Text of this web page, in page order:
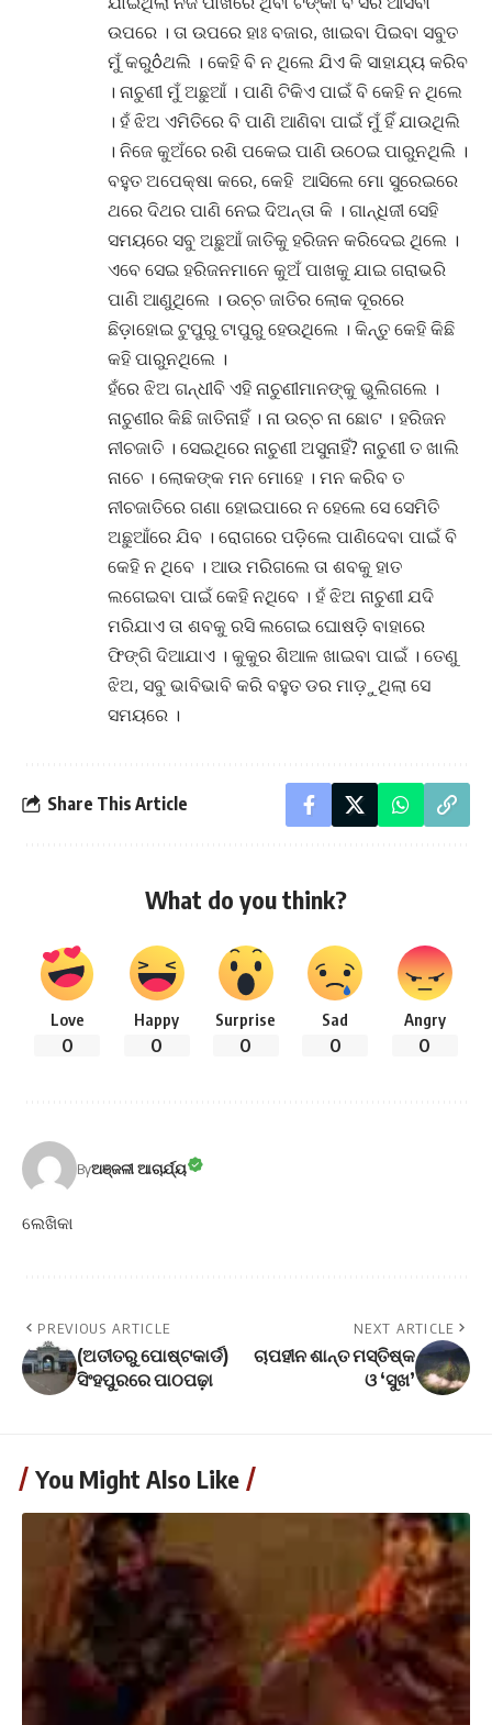
ଉପରେ । ତା ଉପରେ ହାଃ ବଜାର, ଖାଇବା ପିଇବା ସବୁତ
ମୁଁ କରୁôଥଲି । କେହି ବି ନ ଥିଲେ ଯିଏ କି ସାହାଯ୍ୟ କରିବ
। ନାଚୁଣୀ ମୁଁ ଅଛୁଆଁ । ପାଣି ଟିକିଏ ପାଇଁ ବି କେହି ନ ଥିଲେ
। ହଁ ଝିଅ ଏମିତିରେ ବି ପାଣି ଆଣିବା ପାଇଁ ମୁଁ ହିଁ ଯାଉଥିଲି
। ନିଜେ କୁଅଁରେ ରଶି ପକେଇ ପାଣି ଉଠେଇ ପାରୁନଥିଲି ।
ବହୁତ ଅପେକ୍ଷା କରେ, କେହି ଆସିଲେ ମୋ ସୁରେଇରେ
ଥରେ ଦିଥର ପାଣି ନେଇ ଦିଅନ୍ତା କି । ଗାନ୍ଧିଜୀ ସେହି
ସମୟରେ ସବୁ ଅଛୁଆଁ ଜାତିକୁ ହରିଜନ କରିଦେଇ ଥିଲେ ।
ଏବେ ସେଇ ହରିଜନମାନେ କୁଅଁ ପାଖକୁ ଯାଇ ଗରାଭରି
ପାଣି ଆଣୁଥିଲେ । ଉଚ୍ଚ ଜାତିର ଲୋକ ଦୂରରେ
ଛିଡ଼ାହୋଇ ଟୁପୁରୁ ଟାପୁରୁ ହେଉଥିଲେ । କିନ୍ତୁ କେହି କିଛି
କହି ପାରୁନଥିଲେ ।
ହଁରେ ଝିଅ ଗନ୍ଧୀବି ଏହି ନାଚୁଣୀମାନଙ୍କୁ ଭୁଲିଗଲେ ।
ନାଚୁଣୀର କିଛି ଜାତିନାହିଁ । ନା ଉଚ୍ଚ ନା ଛୋଟ । ହରିଜନ
ନୀଚଜାତି । ସେଇଥିରେ ନାଚୁଣୀ ଅସୁନାହିଁ? ନାଚୁଣୀ ତ ଖାଲି
ନାଚେ । ଲୋକଙ୍କ ମନ ମୋହେ । ମନ କରିବ ତ
ନୀଚଜାତିରେ ଗଣା ହୋଇପାରେ ନ ହେଲେ ସେ ସେମିତି
ଅଛୁଆଁରେ ଯିବ । ରୋଗରେ ପଡ଼ିଲେ ପାଣିଦେବା ପାଇଁ ବି
କେହି ନ ଥିବେ । ଆଉ ମରିଗଲେ ତା ଶବକୁ ହାତ
ଲଗେଇବା ପାଇଁ କେହି ନଥିବେ । ହଁ ଝିଅ ନାଚୁଣୀ ଯଦି
ମରିଯାଏ ତା ଶବକୁ ରସି ଲଗେଇ ଘୋଷଡ଼ି ବାହାରେ
ଫିଙ୍ଗି ଦିଆଯାଏ । କୁକୁର ଶିଆଳ ଖାଇବା ପାଇଁ । ତେଣୁ
ଝିଅ, ସବୁ ଭାବିଭାବି କରି ବହୁତ ଡର ମାଡ଼ୁଥିଲା ସେ
ସମୟରେ ।
Share This Article
What do you think?
Love
0
Happy
0
Surprise
0
Sad
0
Angry
0
Byଅଞ୍ଜଳୀ ଆଚାର୍ଯ୍ୟ
ଲେଖିକା
PREVIOUS ARTICLE
(ଅତୀତରୁ ପୋଷ୍ଟକାର୍ଡ)
ସିଂହପୁରରେ ପାଠପଢ଼ା
NEXT ARTICLE
ଚାପହୀନ ଶାନ୍ତ ମସ୍ତିଷ୍କ
ଓ ‘ସୁଖ’
You Might Also Like